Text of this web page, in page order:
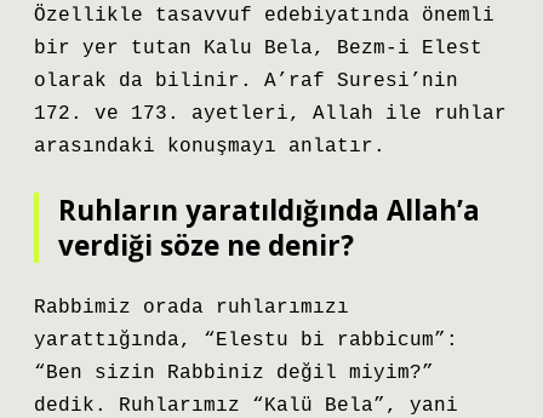
Özellikle tasavvuf edebiyatında önemli
bir yer tutan Kalu Bela, Bezm-i Elest
olarak da bilinir. A’raf Suresi’nin
172. ve 173. ayetleri, Allah ile ruhlar
arasındaki konuşmayı anlatır.
Ruhların yaratıldığında Allah’a
verdiği söze ne denir?
Rabbimiz orada ruhlarımızı
yarattığında, “Elestu bi rabbicum”:
“Ben sizin Rabbiniz değil miyim?”
dedik. Ruhlarımız “Kalü Bela”, yani